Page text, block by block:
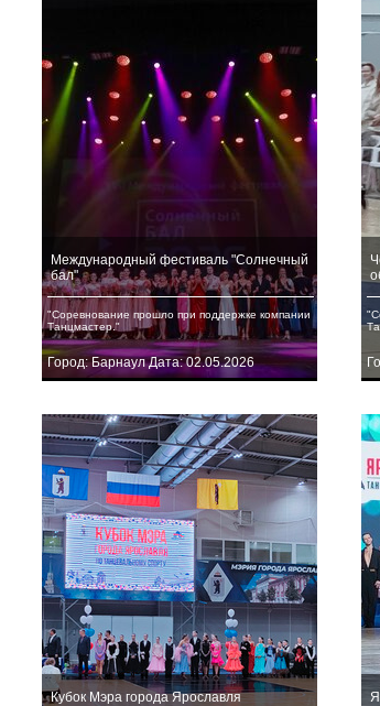
Международный фестиваль "Солнечный
бал"
"Соревнование прошло при поддержке компании
Танцмастер."
Город: Барнаул Дата: 02.05.2026
Кубок Мэра города Ярославля